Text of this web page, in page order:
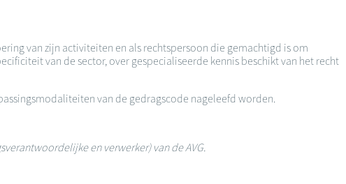
van zijn activiteiten en als rechtspersoon die gemachtigd is om
van de sector, over gespecialiseerde kennis beschikt van het recht
van de gedragscode nageleefd worden.
en verwerker) van de AVG.